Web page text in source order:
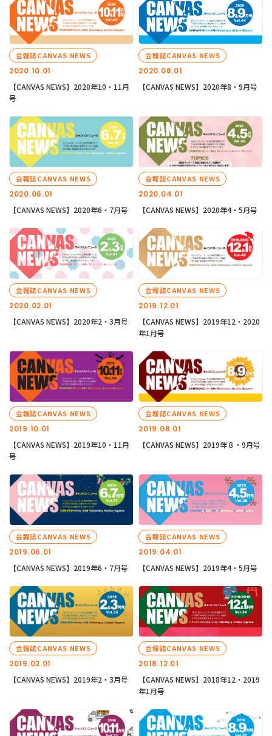
2020.10.01
会報誌CANVAS NEWS
【CANVAS NEWS】2020年10・11月
号
2020.08.01
会報誌CANVAS NEWS
【CANVAS NEWS】2020年8・9月号
2020.06.01
会報誌CANVAS NEWS
【CANVAS NEWS】2020年6・7月号
2020.04.01
会報誌CANVAS NEWS
【CANVAS NEWS】2020年4・5月号
2020.02.01
会報誌CANVAS NEWS
【CANVAS NEWS】2020年2・3月号
2019.12.01
会報誌CANVAS NEWS
【CANVAS NEWS】2019年12・2020
年1月号
2019.10.01
会報誌CANVAS NEWS
【CANVAS NEWS】2019年10・11月
号
2019.08.01
会報誌CANVAS NEWS
【CANVAS NEWS】2019年８・9月号
2019.06.01
会報誌CANVAS NEWS
【CANVAS NEWS】2019年6・7月号
2019.04.01
会報誌CANVAS NEWS
【CANVAS NEWS】2019年4・5月号
2019.02.01
会報誌CANVAS NEWS
【CANVAS NEWS】2019年2・3月号
2018.12.01
会報誌CANVAS NEWS
【CANVAS NEWS】2018年12・2019
年1月号